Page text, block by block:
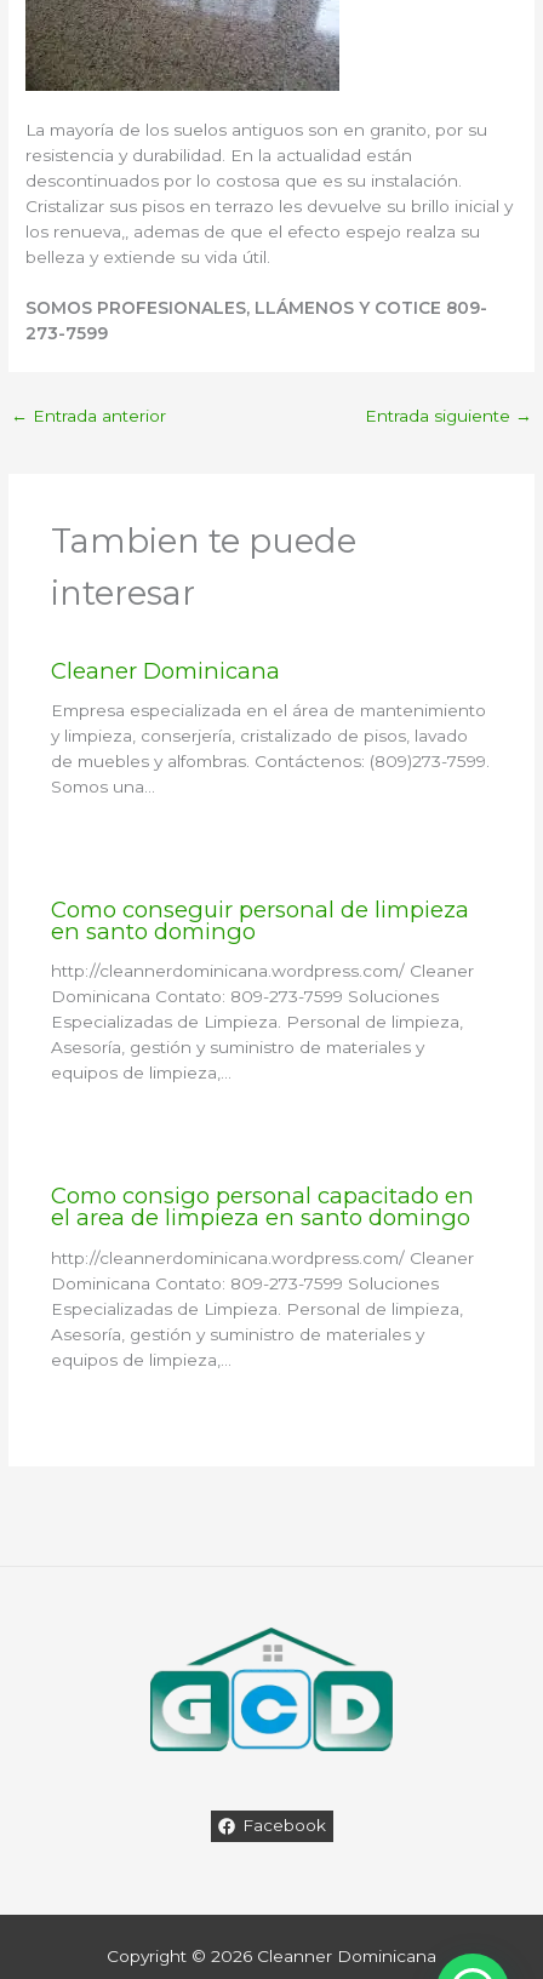
La mayoría de los suelos antiguos son en granito, por su
resistencia y durabilidad. En la actualidad están
descontinuados por lo costosa que es su instalación.
Cristalizar sus pisos en terrazo les devuelve su brillo inicial y
los renueva,, ademas de que el efecto espejo realza su
belleza y extiende su vida útil.
SOMOS PROFESIONALES, LLÁMENOS Y COTICE 809-
273-7599
← Entrada anterior Entrada siguiente →
Tambien te puede
interesar
Cleaner Dominicana
Empresa especializada en el área de mantenimiento
y limpieza, conserjería, cristalizado de pisos, lavado
de muebles y alfombras. Contáctenos: (809)273-7599.
Somos una…
Como conseguir personal de limpieza
en santo domingo
http://cleannerdominicana.wordpress.com/ Cleaner
Dominicana Contato: 809-273-7599 Soluciones
Especializadas de Limpieza. Personal de limpieza,
Asesoría, gestión y suministro de materiales y
equipos de limpieza,…
Como consigo personal capacitado en
el area de limpieza en santo domingo
http://cleannerdominicana.wordpress.com/ Cleaner
Dominicana Contato: 809-273-7599 Soluciones
Especializadas de Limpieza. Personal de limpieza,
Asesoría, gestión y suministro de materiales y
equipos de limpieza,…
Facebook
Copyright © 2026 Cleanner Dominicana